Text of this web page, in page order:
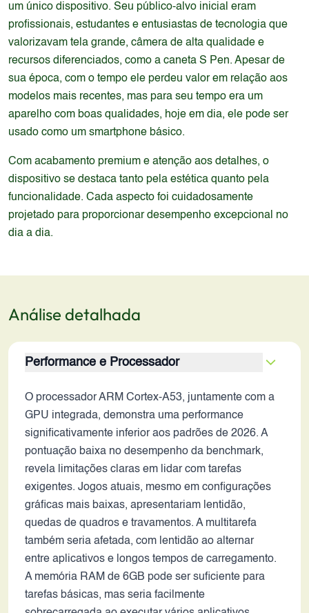
um único dispositivo. Seu público-alvo inicial eram
profissionais, estudantes e entusiastas de tecnologia que
valorizavam tela grande, câmera de alta qualidade e
recursos diferenciados, como a caneta S Pen. Apesar de
sua época, com o tempo ele perdeu valor em relação aos
modelos mais recentes, mas para seu tempo era um
aparelho com boas qualidades, hoje em dia, ele pode ser
usado como um smartphone básico.
Com acabamento premium e atenção aos detalhes, o
dispositivo se destaca tanto pela estética quanto pela
funcionalidade. Cada aspecto foi cuidadosamente
projetado para proporcionar desempenho excepcional no
dia a dia.
Análise detalhada
Performance e Processador
O processador ARM Cortex-A53, juntamente com a
GPU integrada, demonstra uma performance
significativamente inferior aos padrões de 2026. A
pontuação baixa no desempenho da benchmark,
revela limitações claras em lidar com tarefas
exigentes. Jogos atuais, mesmo em configurações
gráficas mais baixas, apresentariam lentidão,
quedas de quadros e travamentos. A multitarefa
também seria afetada, com lentidão ao alternar
entre aplicativos e longos tempos de carregamento.
A memória RAM de 6GB pode ser suficiente para
tarefas básicas, mas seria facilmente